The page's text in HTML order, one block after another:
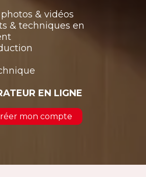
& vidéos
& techniques en
EN LIGNE
mon compte